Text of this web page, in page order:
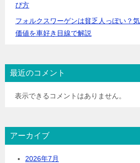
び方
フォルクスワーゲンは貧乏人っぽい？
価値を車好き目線で解説
最近のコメント
表示できるコメントはありません。
アーカイブ
2026年7月